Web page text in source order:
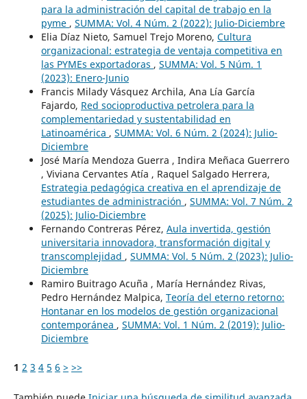
para la administración del capital de trabajo en la
pyme , SUMMA: Vol. 4 Núm. 2 (2022): Julio-Diciembre
Elia Díaz Nieto, Samuel Trejo Moreno, Cultura
organizacional: estrategia de ventaja competitiva en
las PYMEs exportadoras , SUMMA: Vol. 5 Núm. 1
(2023): Enero-Junio
Francis Milady Vásquez Archila, Ana Lía García
Fajardo, Red socioproductiva petrolera para la
complementariedad y sustentabilidad en
Latinoamérica , SUMMA: Vol. 6 Núm. 2 (2024): Julio-
Diciembre
José María Mendoza Guerra , Indira Meñaca Guerrero
, Viviana Cervantes Atía , Raquel Salgado Herrera,
Estrategia pedagógica creativa en el aprendizaje de
estudiantes de administración , SUMMA: Vol. 7 Núm. 2
(2025): Julio-Diciembre
Fernando Contreras Pérez, Aula invertida, gestión
universitaria innovadora, transformación digital y
transcomplejidad , SUMMA: Vol. 5 Núm. 2 (2023): Julio-
Diciembre
Ramiro Buitrago Acuña , María Hernández Rivas,
Pedro Hernández Malpica, Teoría del eterno retorno:
Hontanar en los modelos de gestión organizacional
contemporánea , SUMMA: Vol. 1 Núm. 2 (2019): Julio-
Diciembre
1 2 3 4 5 6 > >>